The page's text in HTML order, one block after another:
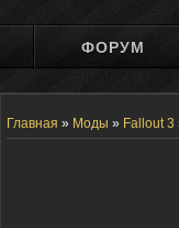
ФОРУМ
Главная » Моды » Fallout 3